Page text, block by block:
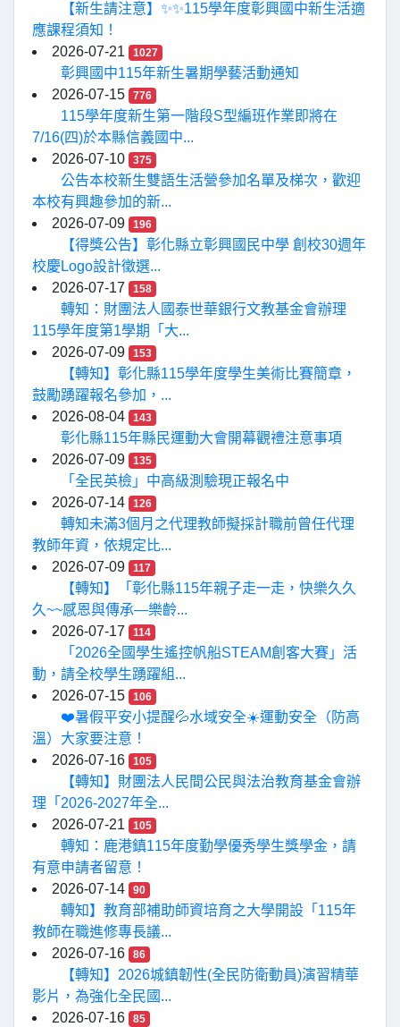
【新生請注意】✨✨115學年度彰興國中新生活適
應課程須知！
2026-07-21
1027
彰興國中115年新生暑期學藝活動通知
2026-07-15
776
115學年度新生第一階段S型編班作業即將在
7/16(四)於本縣信義國中...
2026-07-10
375
公告本校新生雙語生活營參加名單及梯次，歡迎
本校有興趣參加的新...
2026-07-09
196
【得獎公告】彰化縣立彰興國民中學 創校30週年
校慶Logo設計徵選...
2026-07-17
158
轉知：財團法人國泰世華銀行文教基金會辦理
115學年度第1學期「大...
2026-07-09
153
【轉知】彰化縣115學年度學生美術比賽簡章，
鼓勵踴躍報名參加，...
2026-08-04
143
彰化縣115年縣民運動大會開幕觀禮注意事項
2026-07-09
135
「全民英檢」中高級測驗現正報名中
2026-07-14
126
轉知未滿3個月之代理教師擬採計職前曾任代理
教師年資，依規定比...
2026-07-09
117
【轉知】「彰化縣115年親子走一走，快樂久久
久~~感恩與傳承—樂齡...
2026-07-17
114
「2026全國學生遙控帆船STEAM創客大賽」活
動，請全校學生踴躍組...
2026-07-15
106
❤️暑假平安小提醒💦水域安全☀️運動安全（防高
溫）大家要注意！
2026-07-16
105
【轉知】財團法人民間公民與法治教育基金會辦
理「2026-2027年全...
2026-07-21
105
轉知：鹿港鎮115年度勤學優秀學生獎學金，請
有意申請者留意！
2026-07-14
90
轉知】教育部補助師資培育之大學開設「115年
教師在職進修專長議...
2026-07-16
86
【轉知】2026城鎮韌性(全民防衛動員)演習精華
影片，為強化全民國...
2026-07-16
85